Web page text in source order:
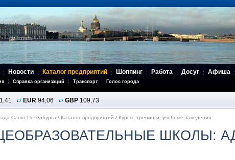
Новости Каталог предприятий Шоппинг Работа Досуг Афиша
Справка организаций Транспорт Голос города
EUR 94,06 GBP 109,73
Санкт-Петербурга / Каталог предприятий / Курсы, тренинги, учебные заведения
ШКОЛЫ: